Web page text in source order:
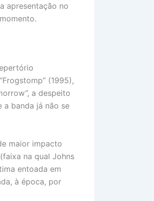
apresentação no
(1995),
a despeito
a banda já não se
maior impacto
(faixa na qual Johns
entoada em
à época, por